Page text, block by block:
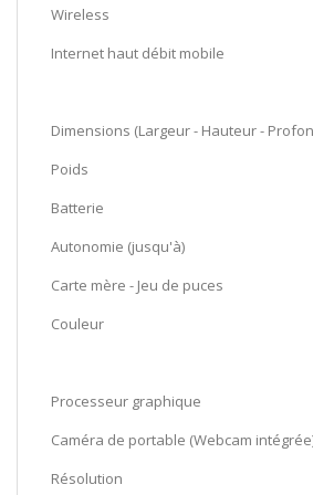
Wireless
Internet haut débit mobile
Dimensions (Largeur - Hauteur -
Poids
Batterie
Autonomie (jusqu'à)
Carte mère - Jeu de puces
Couleur
Processeur graphique
Caméra de portable (Webcam
Résolution